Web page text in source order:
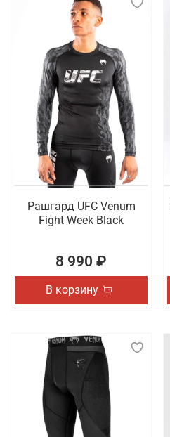
Рашгард UFC Venum
Fight Week Black
8 990 ₽
В корзину